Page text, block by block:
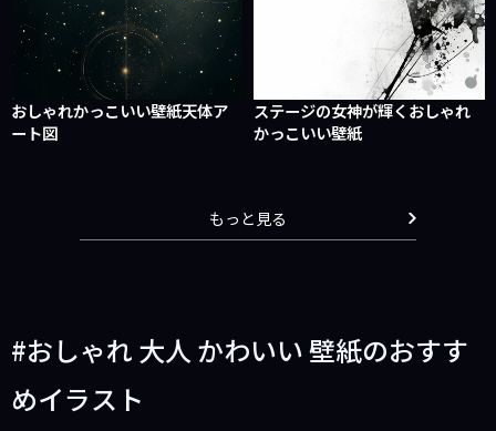
おしゃれかっこいい壁紙天体ア
ート図
ステージの女神が輝くおしゃれ
かっこいい壁紙
もっと見る
おしゃれ 大人 かわいい 壁紙のおすす
めイラスト